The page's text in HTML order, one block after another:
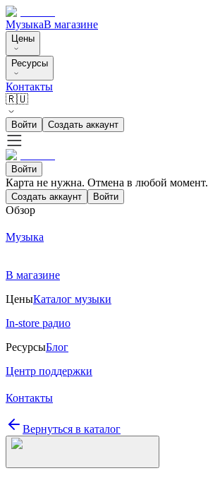
МузыкаВ магазине
Цены
Ресурсы
Контакты
🇷🇺
Войти Создать аккаунт
Войти
Карта не нужна. Отмена в любой момент.
Создать аккаунт Войти
Обзор
Музыка
В магазине
ЦеныКаталог музыки
In-store радио
РесурсыБлог
Центр поддержки
Контакты
Вернуться в каталог